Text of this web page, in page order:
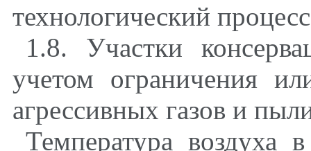
технологический
1.8. Участки
учетом ограничения
агрессивных газов и
Температура